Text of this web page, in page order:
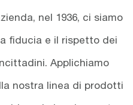
nel 1936, ci siamo
fiducia e il rispetto dei
Applichiamo
nostra linea di prodotti